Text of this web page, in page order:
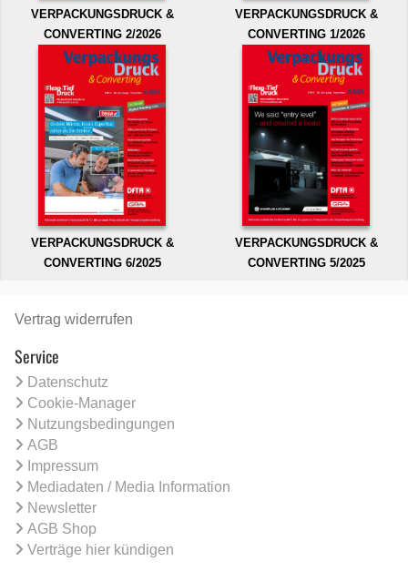
VERPACKUNGSDRUCK &
CONVERTING 2/2026
VERPACKUNGSDRUCK &
CONVERTING 1/2026
VERPACKUNGSDRUCK &
CONVERTING 6/2025
VERPACKUNGSDRUCK &
CONVERTING 5/2025
Vertrag widerrufen
Service
Datenschutz
Cookie-Manager
Nutzungsbedingungen
AGB
Impressum
Mediadaten / Media Information
Newsletter
AGB Shop
Verträge hier kündigen